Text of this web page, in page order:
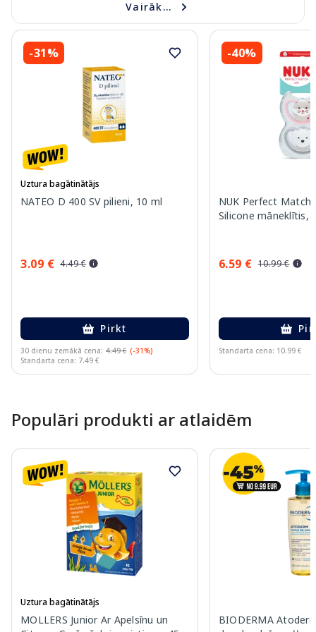
Vairāk...
-31%
Uztura bagātinātājs
NATEO D 400 SV pilieni, 10 ml
3.09 € 4.49 €
Pirkt
30 dienu zemākā cena: 4.49 € (-31%)
Standarta cena: 7.49 €
-40%
NUK Perfect Match
Silicone māneklītis,
6.59 € 10.99 €
Standarta cena: 10.99 €
Populāri produkti ar atlaidēm
Uztura bagātinātājs
MOLLERS Junior Ar Apelsīnu un
BIODERMA